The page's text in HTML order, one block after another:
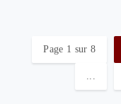
Page 1 sur 8
...